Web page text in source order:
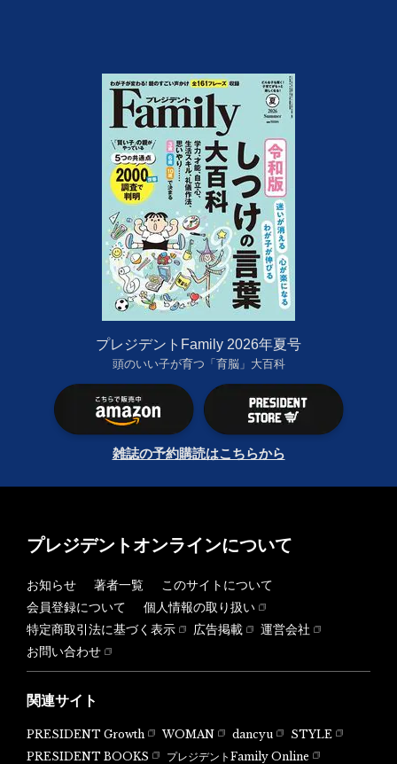
プレジデントFamily 2026年夏号
頭のいい子が育つ「育脳」大百科
雑誌の予約購読はこちらから
プレジデントオンラインについて
お知らせ 著者一覧
このサイトについて
会員登録について
個人情報の取り扱い
特定商取引法に基づく表示
広告掲載
運営会社
お問い合わせ
関連サイト
PRESIDENT Growth WOMAN dancyu
STYLE
PRESIDENT BOOKS
プレジデントFamily Online